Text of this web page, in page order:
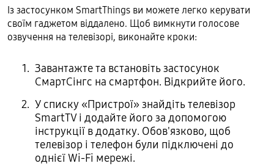
Із застосунком SmartThings ви можете легко керувати
своїм гаджетом віддалено. Щоб вимкнути голосове
озвучення на телевізорі, виконайте кроки:
Завантажте та встановіть застосунок
СмартСінгс на смартфон. Відкрийте його.
У списку «Пристрої» знайдіть телевізор
SmartTV і додайте його за допомогою
інструкції в додатку. Обов'язково, щоб
телевізор і телефон були підключені до
однієї Wi-Fi мережі.